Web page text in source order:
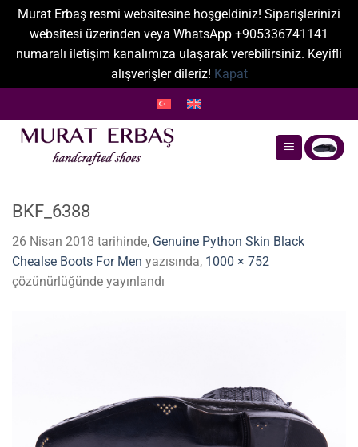
Murat Erbaş resmi websitesine hoşgeldiniz! Siparişlerinizi
websitesi üzerinden veya WhatsApp +905336741141
numaralı iletişim kanalımıza ulaşarak verebilirsiniz. Keyifli
alışverişler dileriz! Kapat
atla
BKF_6388
26 Nisan 2018 tarihinde, Genuine Python Skin Black
Chealse Boots For Men yazısında, 1000 × 752
çözünürlüğünde yayınlandı